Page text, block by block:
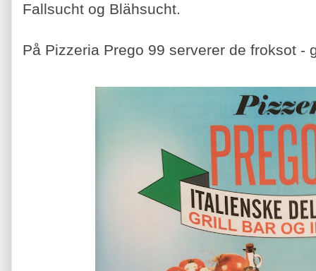
Fallsucht og Blähsucht.
På Pizzeria Prego 99 serverer de froksot -